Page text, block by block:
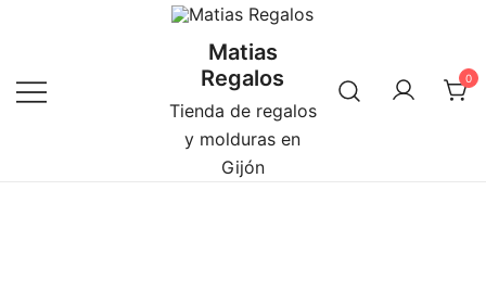
Matias
Regalos
Tienda de regalos
y molduras en
Gijón
0